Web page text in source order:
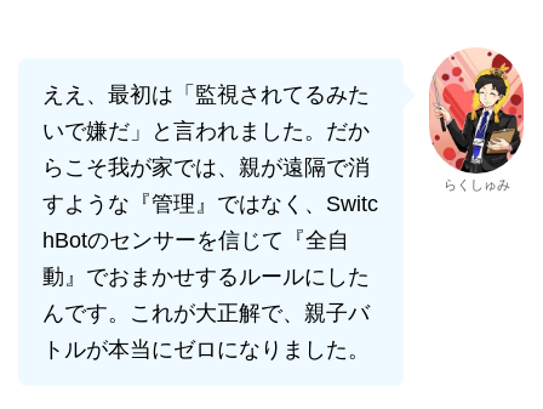
ええ、最初は「監視されてるみた
いで嫌だ」と言われました。だか
らこそ我が家では、親が遠隔で消
すような『管理』ではなく、Switc
hBotのセンサーを信じて『全自
動』でおまかせするルールにした
んです。これが大正解で、親子バ
トルが本当にゼロになりました。
らくしゅみ